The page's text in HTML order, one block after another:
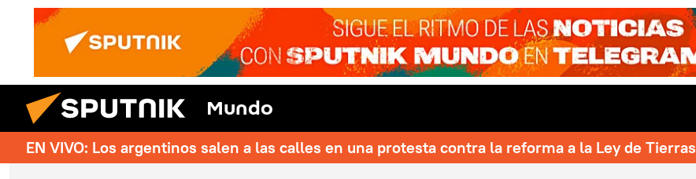
Mundo
EN VIVO: Los argentinos salen a las calles en una protesta contra la reforma a la Ley de Tierras